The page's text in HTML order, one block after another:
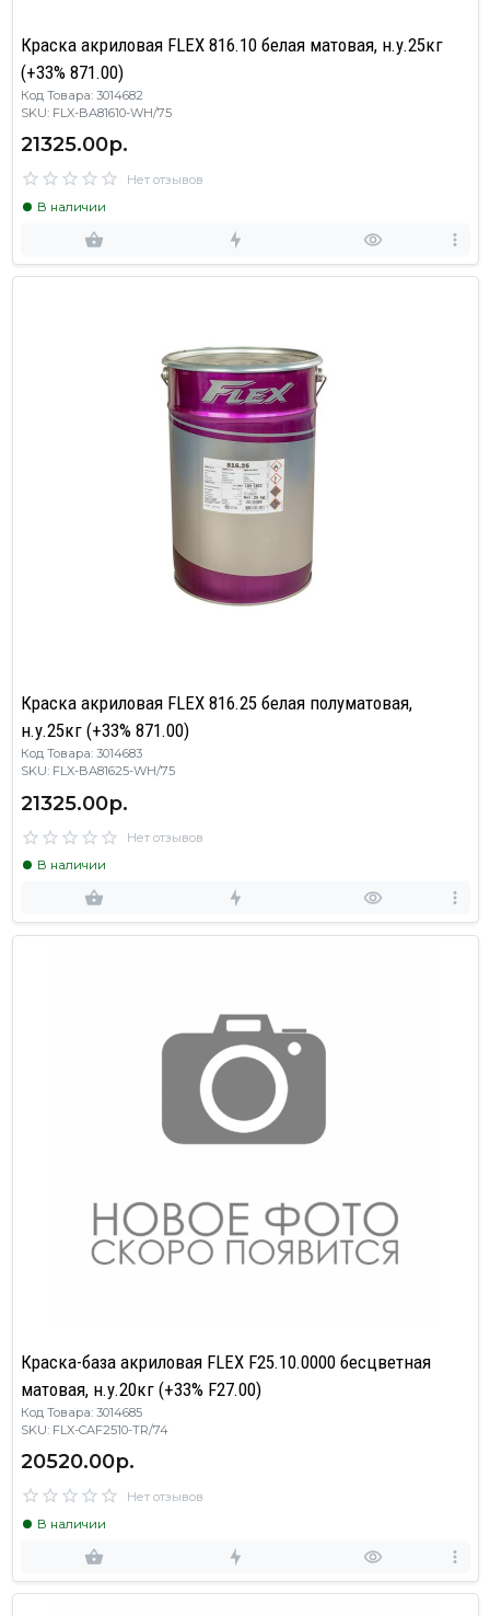
Краска акриловая FLEX 816.10 белая матовая, н.у.25кг
(+33% 871.00)
Код Товара: 3014682
SKU: FLX-BA81610-WH/75
21325.00р.
Нет отзывов
В наличии
Краска акриловая FLEX 816.25 белая полуматовая,
н.у.25кг (+33% 871.00)
Код Товара: 3014683
SKU: FLX-BA81625-WH/75
21325.00р.
Нет отзывов
В наличии
Краска-база акриловая FLEX F25.10.0000 бесцветная
матовая, н.у.20кг (+33% F27.00)
Код Товара: 3014685
SKU: FLX-CAF2510-TR/74
20520.00р.
Нет отзывов
В наличии